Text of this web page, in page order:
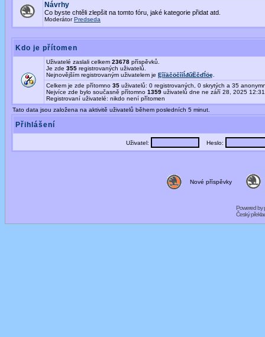
Návrhy
Co byste chtěli zlepšit na tomto fóru, jaké kategorie přidat atd.
ModerátorPredseda
Kdo je přítomen
Uživatelé zaslali celkem 23678 příspěvků.
Je zde 355 registrovaných uživatelů.
Nejnovějším registrovaným uživatelem je ĘîíäčöčîíĺđűËčďĺöę
Celkem je zde přítomno 35 uživatelů: 0 registrovaných, 0 skrytých a 35
Nejvíce zde bylo současně přítomno 1359 uživatelů dne ne září 28, 2025
Registrovaní uživatelé: nikdo není přítomen
Tato data jsou založena na aktivitě uživatelů během posledních 5 minut.
Přihlášení
Uživatel: Heslo:
Nové příspěvky
Powered by
Český